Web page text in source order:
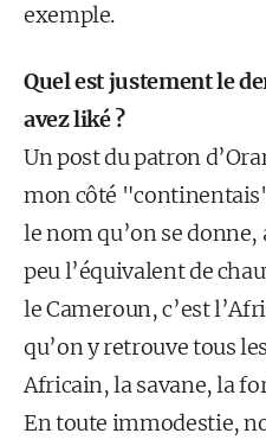
exemple.
Quel est justement le
avez liké ?
Un post du patron
mon côté
le nom qu’on se donne,
peu l’équivalent de
le Cameroun, c’est
qu’on y retrouve tous
Africain, la savane, la
En toute immodestie,